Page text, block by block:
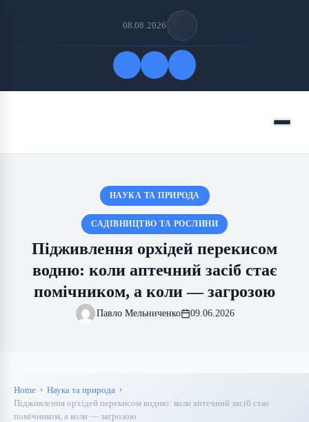
08.08.2026
Menu
НАУКА ТА ПРИРОДА
САДІВНИЦТВО ТА РОСЛИНИ
Підживлення орхідей перекисом
водню: коли аптечний засіб стає
помічником, а коли — загрозою
Павло Мельниченко 09.06.2026
Home
Наука та природа
Підживлення орхідей перекисом водню: коли аптечний засіб стає
помічником, а коли — загрозою